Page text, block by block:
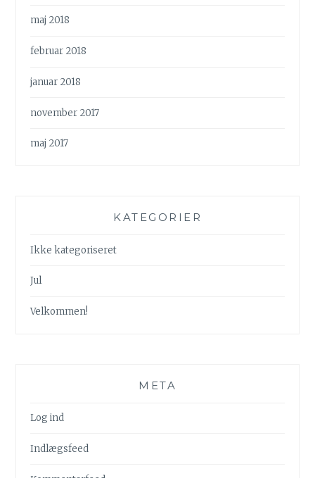
maj 2018
februar 2018
januar 2018
november 2017
maj 2017
KATEGORIER
Ikke kategoriseret
Jul
Velkommen!
META
Log ind
Indlægsfeed